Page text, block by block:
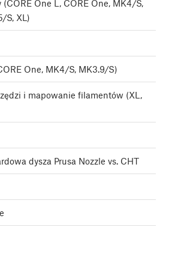
(CORE One L, CORE One, MK4/S,
S, XL)
One, MK4/S, MK3.9/S)
i mapowanie filamentów (XL,
dysza Prusa Nozzle vs. CHT